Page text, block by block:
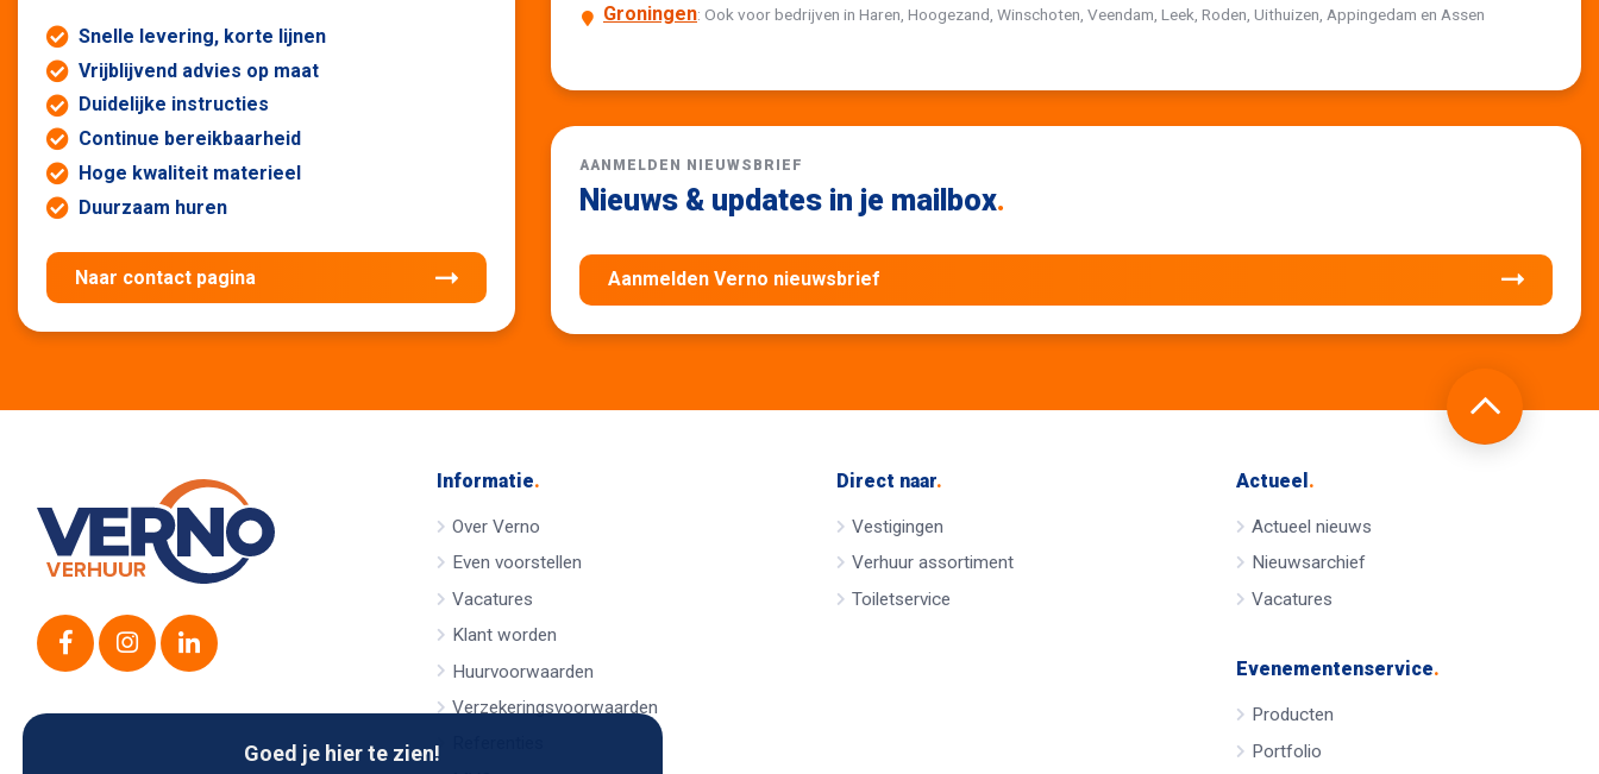
Goed je hier te zien!
Snelle levering, korte lijnen
Vrijblijvend advies op maat
Duidelijke instructies
Continue bereikbaarheid
Hoge kwaliteit materieel
Duurzaam huren
Naar contact pagina
Groningen: Ook voor bedrijven in Haren, Hoogezand, Winschoten, Veendam, Leek, Roden, Uithuizen, Appingedam en Assen
AANMELDEN NIEUWSBRIEF
Nieuws & updates in je mailbox.
Aanmelden Verno nieuwsbrief
Informatie.
Over Verno
Even voorstellen
Vacatures
Klant worden
Huurvoorwaarden
Verzekeringsvoorwaarden
Direct naar.
Vestigingen
Verhuur assortiment
Toiletservice
Actueel .
Actueel nieuws
Nieuwsarchief
Vacatures
Evenementenservice.
Producten
Portfolio